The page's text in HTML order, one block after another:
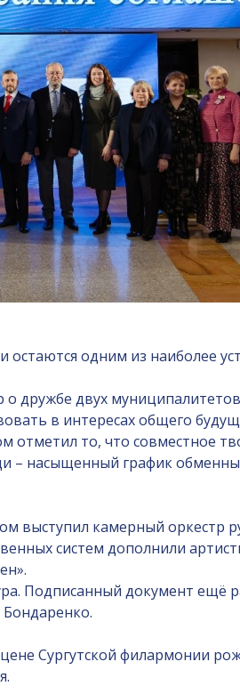
одним из наиболее
дружбе двух
в интересах общего
то, что совместное
– насыщенный график
выступил камерный
систем дополнили
Подписанный документ ещё
Сургутской филармонии